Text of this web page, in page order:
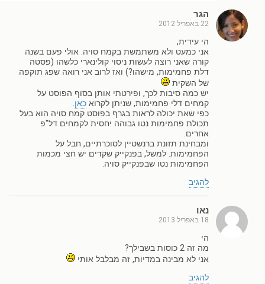
הגר
22 באפריל 2012
הי עידית,
אני כמעט ולא משתמשת בקמח סויה. אולי פעם בשנה
קורה שאני רוצה לעשות ניסוי קולינארי כלשהו (פסטה
דלת פחמימות, מישהו?) ואז לרוב אני רואה שפג תוקפה
של השקית
יש כמה סיבות לכך, ופירטתי אותן בסוף הפוסט על
קמחים דלי פחמימות, שניתן לקרוא כאן.
כפי שאת יכולה לראות בגרף בפוסט קמח סויה הוא בעל
תכולת פחמימות נטו גבוהה יחסית לקמחים דל"פ
אחרים.
ומבחינת תזונת ברנשטיין לסוכרתיים, חבל על
הפחמימות. למשל, בפנקייק שקדים יש חצי מכמות
הפחמימות נטו שבפנקייק סויה.
להגיב
נאו
18 באפריל 2013
הי
מה זה 2 כוסות בשבילך?
אני לא מבינה במדיות, זה מבלבל אותי
להגיב